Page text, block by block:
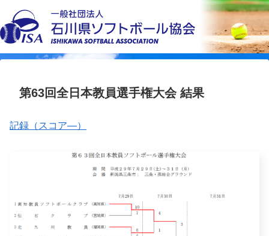
第63回全日本教員選手権大会 結果
記録（スコア―）